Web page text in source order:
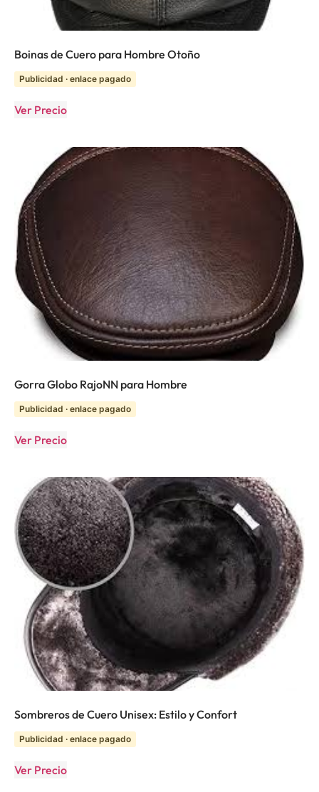
Boinas de Cuero para Hombre Otoño
Publicidad · enlace pagado
Ver Precio
Gorra Globo RajoNN para Hombre
Publicidad · enlace pagado
Ver Precio
Sombreros de Cuero Unisex: Estilo y Confort
Publicidad · enlace pagado
Ver Precio